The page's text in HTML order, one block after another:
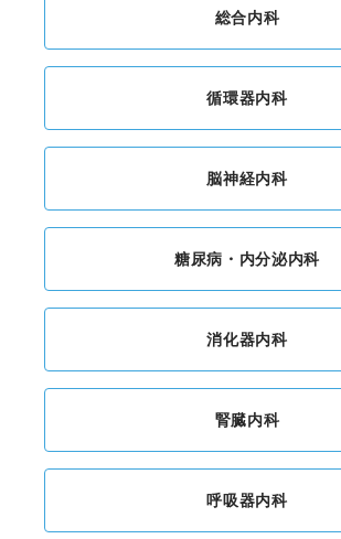
総合内科
循環器内科
脳神経内科
糖尿病・内分泌内科
消化器内科
腎臓内科
呼吸器内科